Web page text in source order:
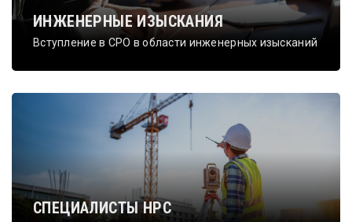
ИНЖЕНЕРНЫЕ ИЗЫСКАНИЯ
Вступление в СРО в области инженерных изысканий
СПЕЦИАЛИСТЫ НРС